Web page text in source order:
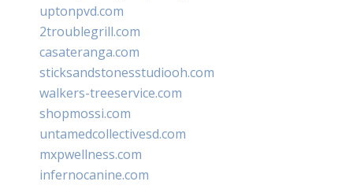
uptonpvd.com
2troublegrill.com
casateranga.com
sticksandstonesstudiooh.com
walkers-treeservice.com
shopmossi.com
untamedcollectivesd.com
mxpwellness.com
infernocanine.com